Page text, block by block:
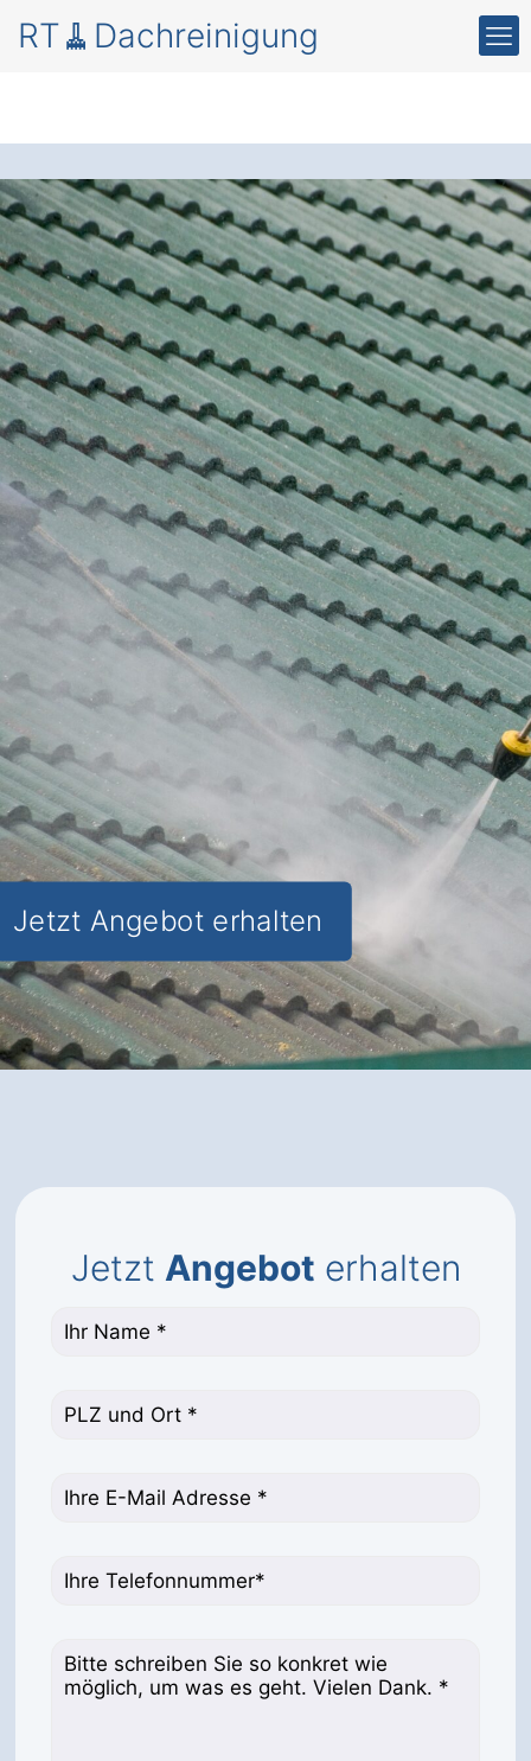
RT🧹Dachreinigung
Moos und Schmutz
auf dem Dach in
Hinzenburg.
Die professionelle Dachreinigung und
Beschichtung: Verlängern Sie die
Lebensdauer Ihres Dachs und erhalten
Sieden Wert Ihrer Immobilie.
✅ Unverbindlich & Kostenfrei
Professionelle Beratungvon
Dachreinigungs-Experten
✅ Schutz vor Feuchtigkeitsschäden
und Algenbefall
✅ Inkl. Dachreinigungs-
Schutzbeschichtung in Hinzenburg
Jetzt Angebot erhalten
Jetzt Angebot erhalten